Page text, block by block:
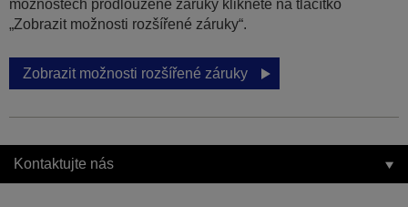
možnostech prodloužené záruky klikněte na tlačítko
„Zobrazit možnosti rozšířené záruky“.
Zobrazit možnosti rozšířené záruky
Kontaktujte nás